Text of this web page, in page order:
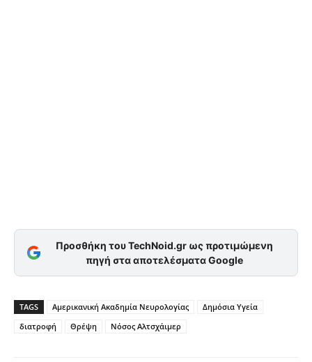
Προσθήκη του TechNoid.gr ως προτιμώμενη
πηγή στα αποτελέσματα Google
TAGS Αμερικανική Ακαδημία Νευρολογίας
Δημόσια Υγεία
διατροφή
Θρέψη Νόσος Αλτσχάιμερ